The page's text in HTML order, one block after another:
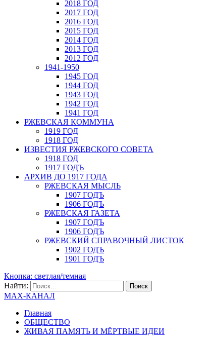
2018 ГОД
2017 ГОД
2016 ГОД
2015 ГОД
2014 ГОД
2013 ГОД
2012 ГОД
1941-1950
1945 ГОД
1944 ГОД
1943 ГОД
1942 ГОД
1941 ГОД
РЖЕВСКАЯ КОММУНА
1919 ГОД
1918 ГОД
ИЗВЕСТИЯ РЖЕВСКОГО СОВЕТА
1918 ГОД
1917 ГОДЪ
АРХИВ ДО 1917 ГОДА
РЖЕВСКАЯ МЫСЛЬ
1907 ГОДЪ
1906 ГОДЪ
РЖЕВСКАЯ ГАЗЕТА
1907 ГОДЪ
1906 ГОДЪ
РЖЕВСКИЙ СПРАВОЧНЫЙ ЛИСТОК
1902 ГОДЪ
1901 ГОДЪ
Кнопка: светлая/темная
Найти:
MAX-КАНАЛ
Главная
ОБЩЕСТВО
ЖИВАЯ ПАМЯТЬ И МЁРТВЫЕ ИДЕИ